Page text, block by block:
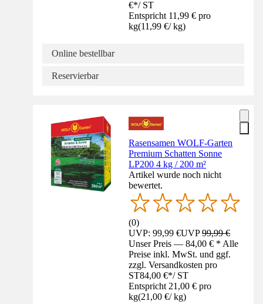
€*/ ST
Entspricht 11,99 € pro
kg(11,99 €/ kg)
Online bestellbar
Reservierbar
Rasensamen WOLF-Garten
Premium Schatten Sonne
LP200 4 kg / 200 m²
Artikel wurde noch nicht
bewertet.
(0)
UVP: 99,99 €UVP99,99 €
Unser Preis — 84,00 € * Alle
Preise inkl. MwSt. und ggf.
zzgl. Versandkosten pro
ST84,00 €*/ ST
Entspricht 21,00 € pro
kg(21,00 €/ kg)